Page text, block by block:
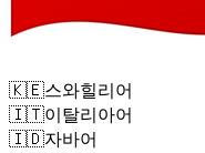
🇰🇪스와힐리어
🇮🇹이탈리아어
🇮🇩자바어